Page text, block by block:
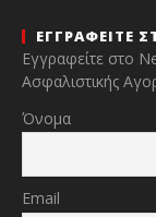
ΕΓΓΡΑΦΕΙΤΕ
Εγγραφείτε στο
Ασφαλιστικής
Όνομα
Email